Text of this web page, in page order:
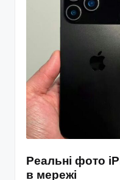
Реальні фото
в мережі